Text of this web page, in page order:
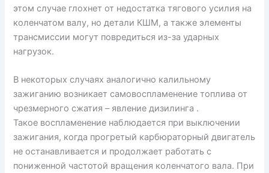
этом случае глохнет от недостатка тягового усилия на
коленчатом валу, но детали КШМ, а также элементы
трансмиссии могут повредиться из-за ударных
нагрузок.
В некоторых случаях аналогично калильному
зажиганию возникает самовоспламенение топлива от
чрезмерного сжатия – явление дизилинга .
Такое воспламенение наблюдается при выключении
зажигания, когда прогретый карбюраторный двигатель
не останавливается и продолжает работать с
пониженной частотой вращения коленчатого вала. При